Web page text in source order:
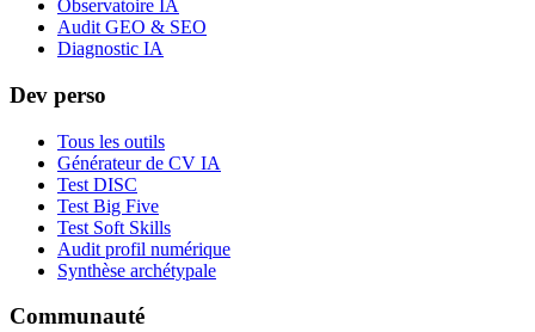
Observatoire IA
Audit GEO & SEO
Diagnostic IA
Dev perso
Tous les outils
Générateur de CV IA
Test DISC
Test Big Five
Test Soft Skills
Audit profil numérique
Synthèse archétypale
Communauté